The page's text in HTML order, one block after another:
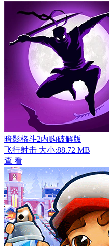
暗影格斗2内购破解版
飞行射击 大小:88.72 MB
查 看